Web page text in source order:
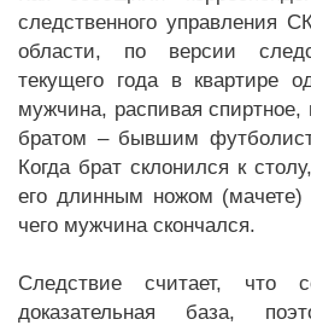
следственного управления
области, по версии
текущего года в квартире
мужчина, распивая
братом – бывшим
Когда брат склонился к
его длинным ножом
чего мужчина скончался.
Следствие считает, что
доказательная база,